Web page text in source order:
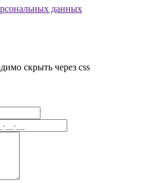
данных
скрыть через css